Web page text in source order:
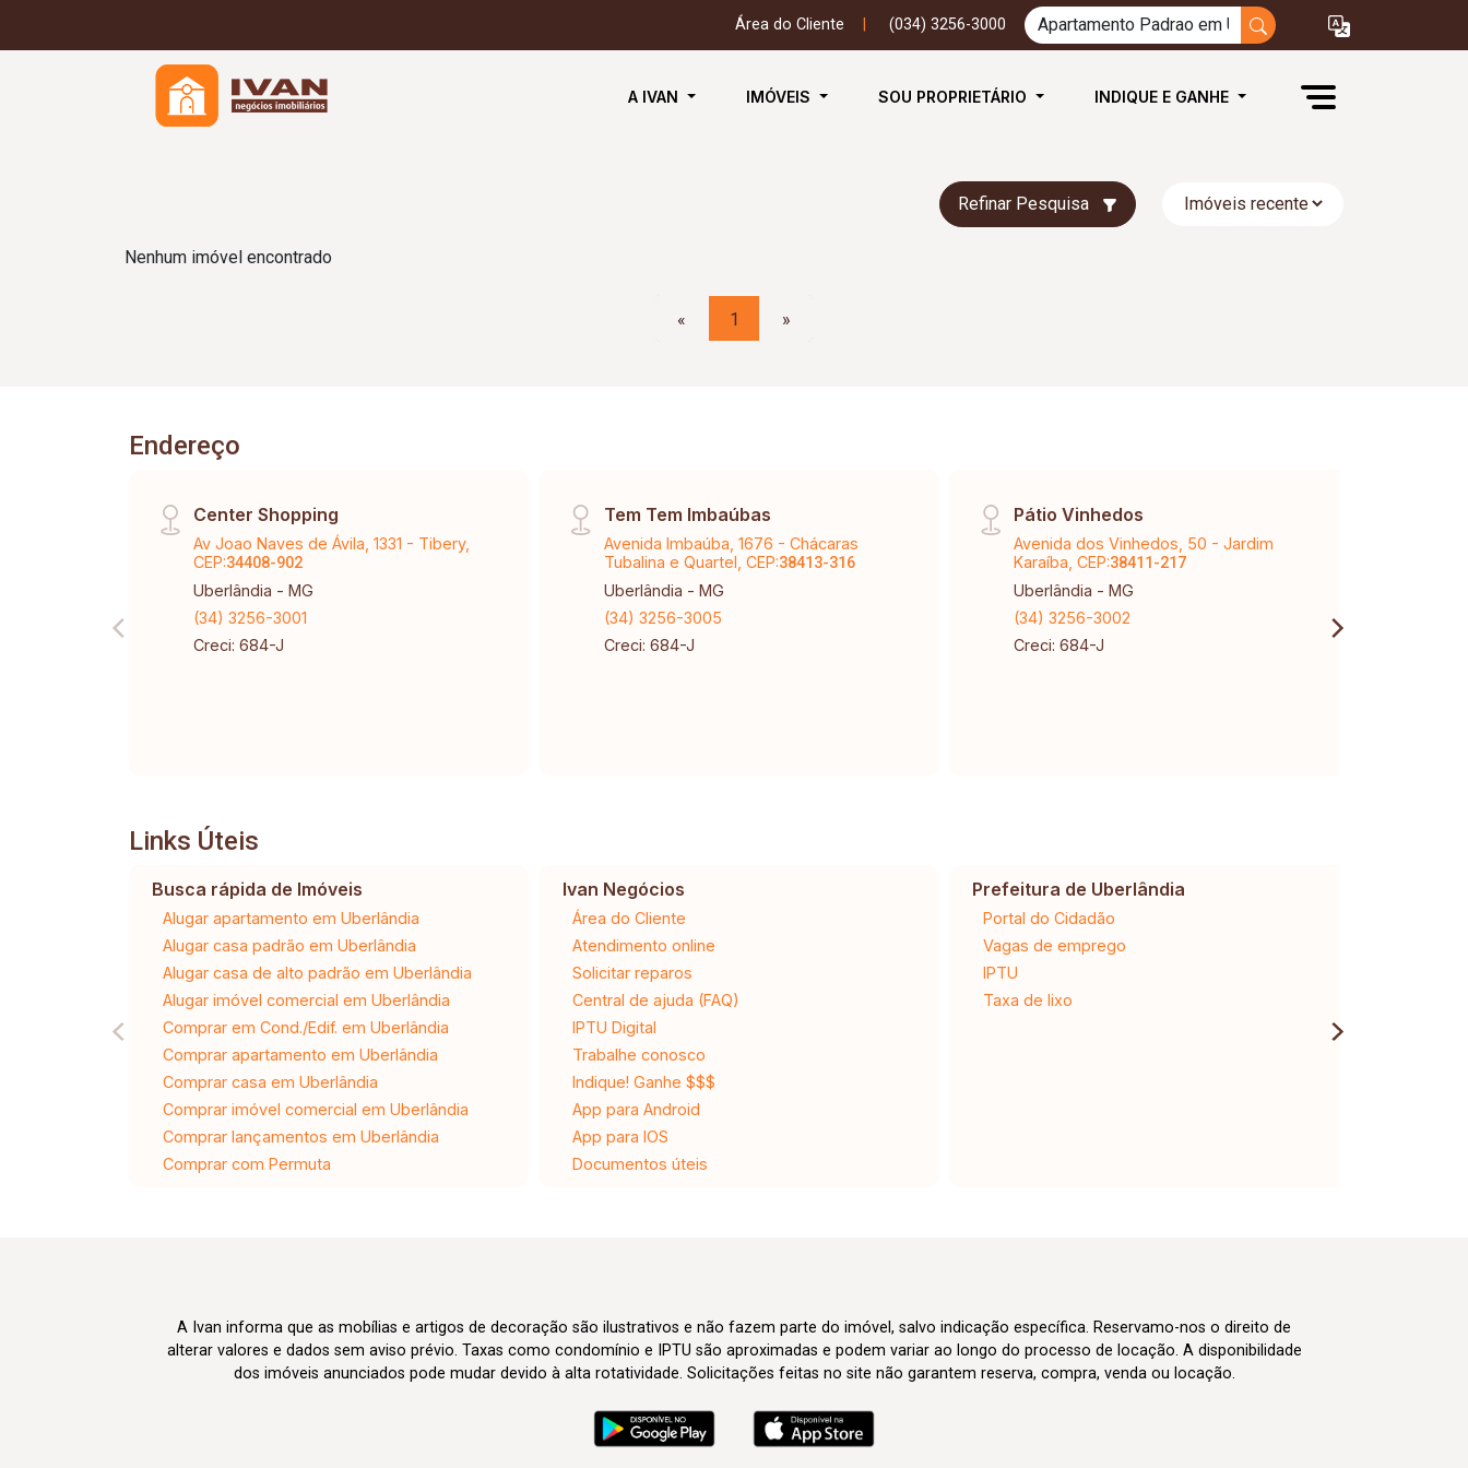
Área do Cliente (034) 3256-3000
A IVAN IMÓVEIS SOU PROPRIETÁRIO INDIQUE E GANHE
Refinar Pesquisa
Nenhum imóvel encontrado
« 1 »
Endereço
Center Shopping
Av Joao Naves de Ávila, 1331 - Tibery,
CEP:34408-902
Uberlândia - MG
(34) 3256-3001
Creci: 684-J
Tem Tem Imbaúbas
Avenida Imbaúba, 1676 - Chácaras
Tubalina e Quartel, CEP:38413-316
Uberlândia - MG
(34) 3256-3005
Creci: 684-J
Pátio Vinhedos
Avenida dos Vinhedos, 50 - Jardim
Karaíba, CEP:38411-217
Uberlândia - MG
(34) 3256-3002
Creci: 684-J
Links Úteis
Busca rápida de Imóveis
Alugar apartamento em Uberlândia
Alugar casa padrão em Uberlândia
Alugar casa de alto padrão em Uberlândia
Alugar imóvel comercial em Uberlândia
Comprar em Cond./Edif. em Uberlândia
Comprar apartamento em Uberlândia
Comprar casa em Uberlândia
Comprar imóvel comercial em Uberlândia
Comprar lançamentos em Uberlândia
Comprar com Permuta
Ivan Negócios
Área do Cliente
Atendimento online
Solicitar reparos
Central de ajuda (FAQ)
IPTU Digital
Trabalhe conosco
Indique! Ganhe $$$
App para Android
App para IOS
Documentos úteis
Prefeitura de Uberlândia
Portal do Cidadão
Vagas de emprego
IPTU
Taxa de lixo
A Ivan informa que as mobílias e artigos de decoração são ilustrativos e não fazem parte do imóvel, salvo indicação específica. Reservamo-nos o direito de
alterar valores e dados sem aviso prévio. Taxas como condomínio e IPTU são aproximadas e podem variar ao longo do processo de locação. A disponibilidade
dos imóveis anunciados pode mudar devido à alta rotatividade. Solicitações feitas no site não garantem reserva, compra, venda ou locação.